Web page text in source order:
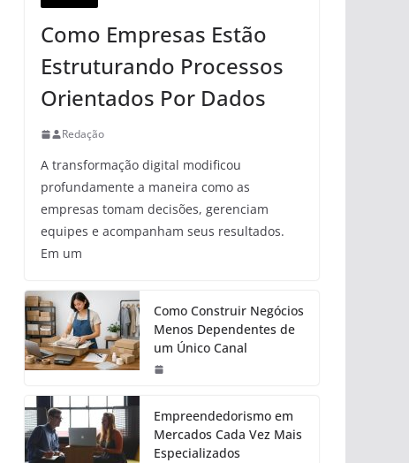
Como Empresas Estão
Estruturando Processos
Orientados Por Dados
Redação
A transformação digital modificou
profundamente a maneira como as
empresas tomam decisões, gerenciam
equipes e acompanham seus resultados.
Em um
Como Construir Negócios
Menos Dependentes de
um Único Canal
Empreendedorismo em
Mercados Cada Vez Mais
Especializados